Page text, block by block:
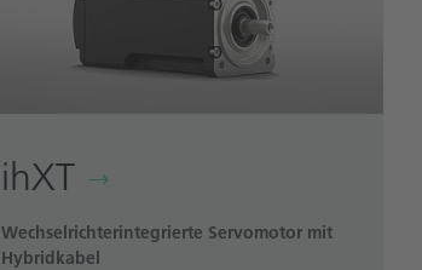
ihXT
Wechselrichterintegrierte Servomotor mit
Hybridkabel